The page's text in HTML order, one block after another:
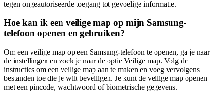
tegen ongeautoriseerde toegang tot gevoelige informatie.
Hoe kan ik een veilige map op mijn Samsung-
telefoon openen en gebruiken?
Om een veilige map op een Samsung-telefoon te openen, ga je naar
de instellingen en zoek je naar de optie Veilige map. Volg de
instructies om een veilige map aan te maken en voeg vervolgens
bestanden toe die je wilt beveiligen. Je kunt de veilige map openen
met een pincode, wachtwoord of biometrische gegevens.